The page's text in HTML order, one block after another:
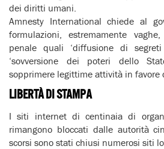
dei diritti umani.
Amnesty International chiede al
formulazioni, estremamente
penale quali ‘diffusione di
‘sovversione dei poteri dello
sopprimere legittime attività in
LIBERTÀ DI STAMPA
I siti internet di centinaia di
rimangono bloccati dalle autorità
scorsi sono stati chiusi numerosi siti